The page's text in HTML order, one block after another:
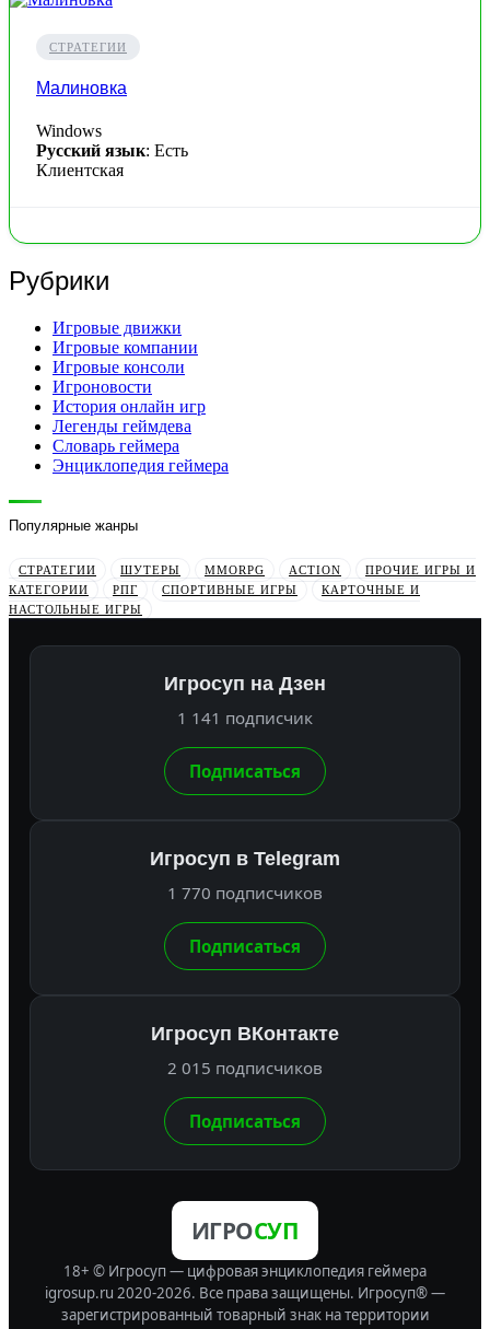
СТРАТЕГИИ
Малиновка
Windows
Русский язык: Есть
Клиентская
Рубрики
Игровые движки
Игровые компании
Игровые консоли
Игроновости
История онлайн игр
Легенды геймдева
Словарь геймера
Энциклопедия геймера
Популярные жанры
СТРАТЕГИИ ШУТЕРЫ MMORPG ACTION
ПРОЧИЕ ИГРЫ И
КАТЕГОРИИ
РПГ СПОРТИВНЫЕ ИГРЫ
КАРТОЧНЫЕ И
НАСТОЛЬНЫЕ ИГРЫ
Игросуп на Дзен
1 141 подписчик
Подписаться
Игросуп в Telegram
1 770 подписчиков
Подписаться
Игросуп ВКонтакте
2 015 подписчиков
Подписаться
ИГРОСУП
18+ © Игросуп — цифровая энциклопедия геймера
igrosup.ru 2020-2026. Все права защищены. Игросуп® —
зарегистрированный товарный знак на территории